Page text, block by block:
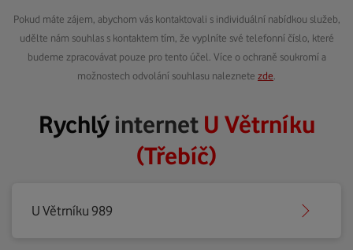
Pokud máte zájem, abychom vás kontaktovali s individuální nabídkou služeb,
udělte nám souhlas s kontaktem tím, že vyplníte své telefonní číslo, které
budeme zpracovávat pouze pro tento účel. Více o ochraně soukromí a
možnostech odvolání souhlasu naleznete zde
Rychlýinternet U Větrníku
(Třebíč)
U Větrníku 989